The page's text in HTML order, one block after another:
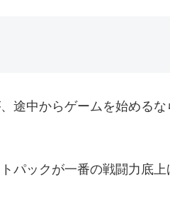
途中からゲームを始めるな
パックが一番の戦闘力底上